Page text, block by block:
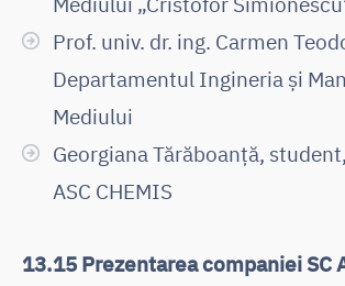
Prof. univ. dr. ing. Carmen
Departamentul Ingineria și
Mediului
Georgiana Tărăboanță,
ASC CHEMIS
13.15 Prezentarea companiei SC